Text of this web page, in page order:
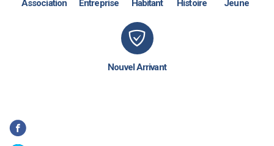
Association Entreprise Habitant Histoire Jeune
Nouvel Arrivant